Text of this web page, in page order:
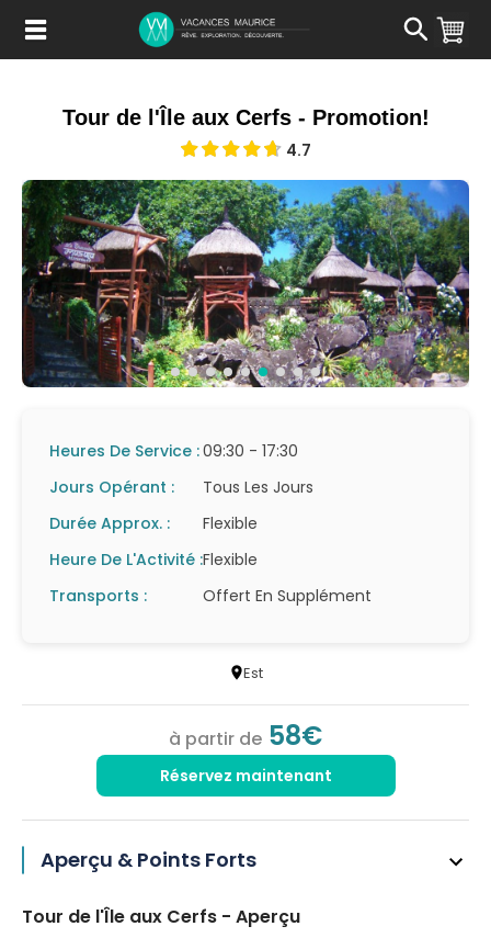
Contenu
Tour de l'Île aux Cerfs - Promotion!
4.7
Heures De Service :09:30 - 17:30
Jours Opérant :
Tous Les Jours
Durée Approx. :
Flexible
Heure De L'Activité :Flexible
Transports :
Offert En Supplément
Est
à partir de 58€
Réservez maintenant
Aperçu & Points Forts
Tour de l'Île aux Cerfs - Aperçu